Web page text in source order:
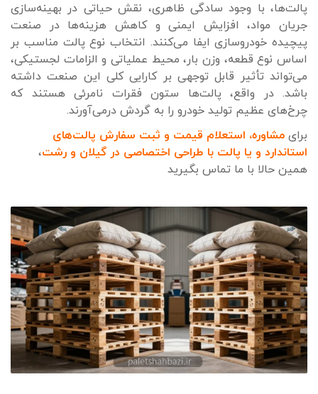
پالت‌ها، با وجود سادگی ظاهری، نقش حیاتی در بهینه‌سازی
جریان مواد، افزایش ایمنی و کاهش هزینه‌ها در صنعت
پیچیده خودروسازی ایفا می‌کنند. انتخاب نوع پالت مناسب بر
اساس نوع قطعه، وزن بار، محیط عملیاتی و الزامات لجستیکی،
می‌تواند تأثیر قابل توجهی بر کارایی کلی این صنعت داشته
باشد. در واقع، پالت‌ها ستون فقرات نامرئی هستند که
چرخ‌های عظیم تولید خودرو را به گردش درمی‌آورند.
برای مشاوره، استعلام قیمت و ثبت سفارش پالت‌های
استاندارد و یا پالت با طراحی اختصاصی در گیلان و رشت،
همین حالا با ما تماس بگیرید